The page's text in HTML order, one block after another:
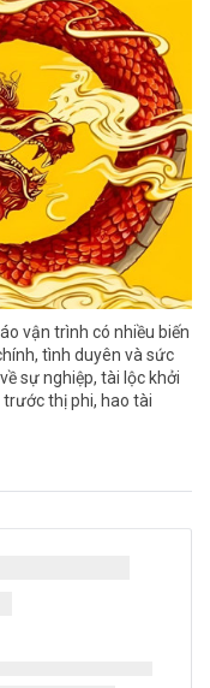
vận trình có nhiều biến
tình duyên và sức
sự nghiệp, tài lộc khởi
thị phi, hao tài
top 10 thành